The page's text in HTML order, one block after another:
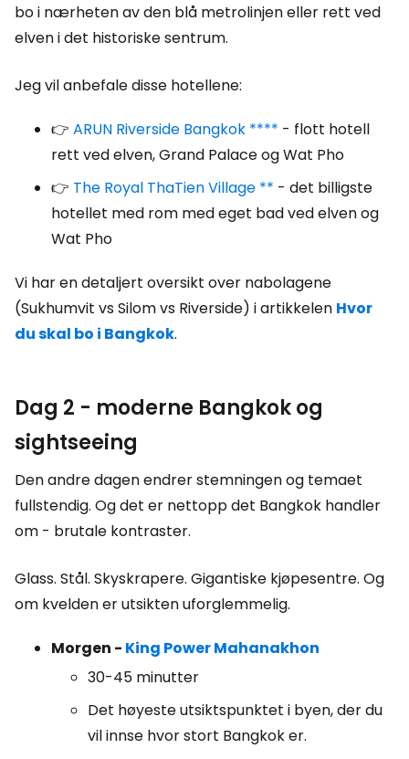
bo i nærheten av den blå metrolinjen eller rett ved
elven i det historiske sentrum.
Jeg vil anbefale disse hotellene:
👉 ARUN Riverside Bangkok **** - flott hotell
rett ved elven, Grand Palace og Wat Pho
👉 The Royal ThaTien Village ** - det billigste
hotellet med rom med eget bad ved elven og
Wat Pho
Vi har en detaljert oversikt over nabolagene
(Sukhumvit vs Silom vs Riverside) i artikkelen Hvor
du skal bo i Bangkok.
Dag 2 - moderne Bangkok og
sightseeing
Den andre dagen endrer stemningen og temaet
fullstendig. Og det er nettopp det Bangkok handler
om - brutale kontraster.
Glass. Stål. Skyskrapere. Gigantiske kjøpesentre. Og
om kvelden er utsikten uforglemmelig.
Morgen - King Power Mahanakhon
30-45 minutter
Det høyeste utsiktspunktet i byen, der du
vil innse hvor stort Bangkok er.